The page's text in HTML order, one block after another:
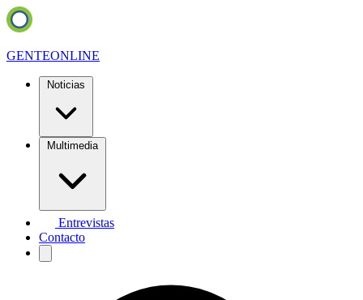
GENTEONLINE
Noticias
Multimedia
Entrevistas
Contacto